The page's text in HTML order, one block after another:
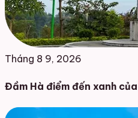
Tháng 8 9, 2026
Đầm Hà điểm đến xanh